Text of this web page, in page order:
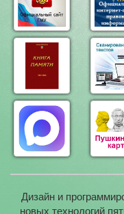
Дизайн и
новых технологий